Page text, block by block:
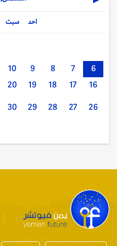
سبت احد
6
7
8
9
10
16
17
18
19
20
26
27
28
29
30